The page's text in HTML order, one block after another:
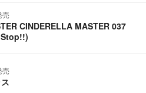
売
CINDERELLA MASTER 037
Stop!!)
売